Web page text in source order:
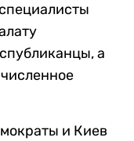
а
и Киев